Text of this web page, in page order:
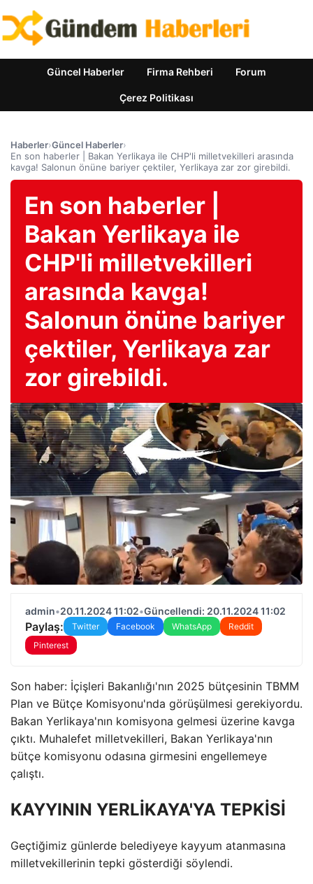
Güncel Haberler Firma Rehberi Forum
Çerez Politikası
Haberler›Güncel Haberler›
En son haberler | Bakan Yerlikaya ile CHP'li milletvekilleri arasında
kavga! Salonun önüne bariyer çektiler, Yerlikaya zar zor girebildi.
En son haberler |
Bakan Yerlikaya ile
CHP'li milletvekilleri
arasında kavga!
Salonun önüne bariyer
çektiler, Yerlikaya zar
zor girebildi.
admin•20.11.2024 11:02•Güncellendi: 20.11.2024 11:02
Paylaş: Twitter Facebook WhatsApp
Reddit
Pinterest
Son haber: İçişleri Bakanlığı'nın 2025 bütçesinin TBMM
Plan ve Bütçe Komisyonu'nda görüşülmesi gerekiyordu.
Bakan Yerlikaya'nın komisyona gelmesi üzerine kavga
çıktı. Muhalefet milletvekilleri, Bakan Yerlikaya'nın
bütçe komisyonu odasına girmesini engellemeye
çalıştı.
KAYYININ YERLİKAYA'YA TEPKİSİ
Geçtiğimiz günlerde belediyeye kayyum atanmasına
milletvekillerinin tepki gösterdiği söylendi.